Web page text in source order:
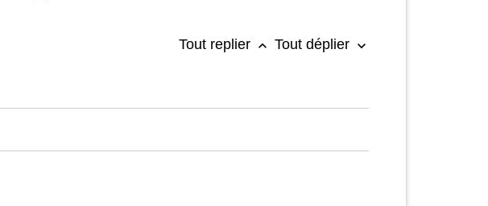
Tout replier keyboard_arrow_up Tout déplier keyboard_arrow_down